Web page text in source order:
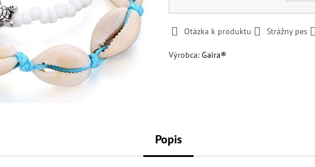
Otázka k produktu Strážny pes
Výrobca: Gaira®
Popis